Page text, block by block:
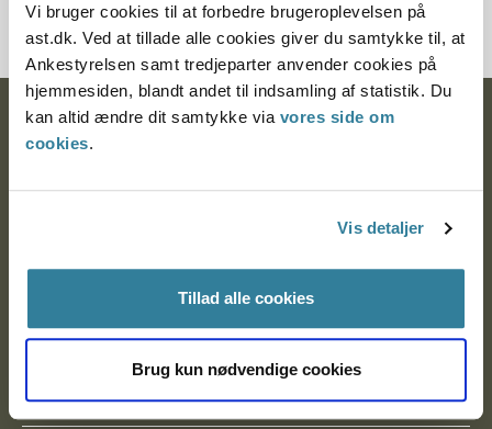
Vi bruger cookies til at forbedre brugeroplevelsen på
ast.dk. Ved at tillade alle cookies giver du samtykke til, at
Ankestyrelsen samt tredjeparter anvender cookies på
hjemmesiden, blandt andet til indsamling af statistik. Du
kan altid ændre dit samtykke via vores side om
cookies.
Vis detaljer
Tillad alle cookies
Brug kun nødvendige cookies
Ankestyrelsen
Ankestyrelsen Aalborg
Ankestyrelsen København